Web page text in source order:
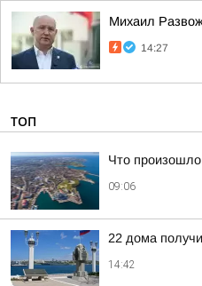
Михаил
14:27
ТОП
Что
09:06
22 дома
14:42